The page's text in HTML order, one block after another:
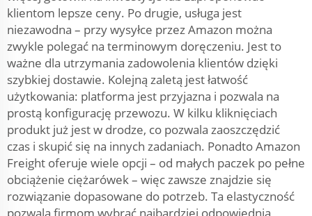
klientom lepsze ceny. Po drugie, usługa jest
niezawodna – przy wysyłce przez Amazon można
zwykle polegać na terminowym doręczeniu. Jest to
ważne dla utrzymania zadowolenia klientów dzięki
szybkiej dostawie. Kolejną zaletą jest łatwość
użytkowania: platforma jest przyjazna i pozwala na
prostą konfigurację przewozu. W kilku kliknięciach
produkt już jest w drodze, co pozwala zaoszczędzić
czas i skupić się na innych zadaniach. Ponadto Amazon
Freight oferuje wiele opcji – od małych paczek po pełne
obciążenie ciężarówek – więc zawsze znajdzie się
rozwiązanie dopasowane do potrzeb. Ta elastyczność